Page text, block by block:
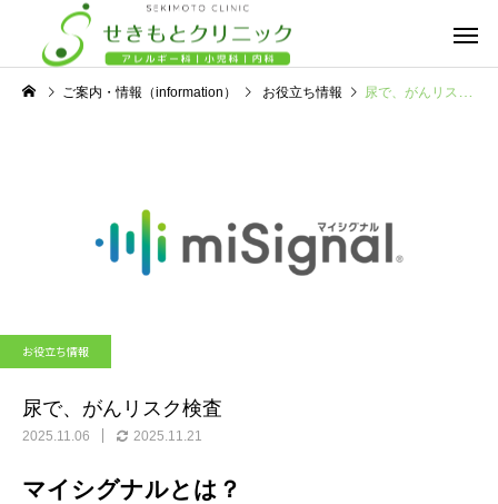
アレルギー外来 舌下免疫療法
弱視スクリーニング検査
（スポットビジョン）
ご案内・情報（information） お役立ち情報 尿で、がんリスク検査
お役立ち情報
尿で、がんリスク検査
2025.11.06 2025.11.21
マイシグナルとは？